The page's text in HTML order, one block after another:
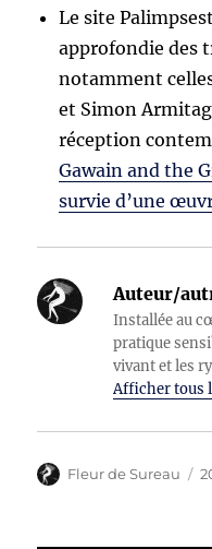
Le site
approfondie des
notamment
et Simon
réception
Gawain and the
survie d’une
Auteur/
Installée au
pratique
vivant et les
Afficher tous
Auteur
Fleur de Sureau